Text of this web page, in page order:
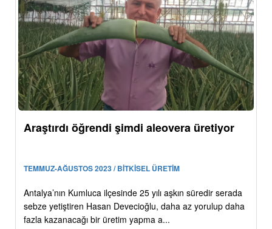
Araştırdı öğrendi şimdi aleovera üretiyor
TEMMUZ-AĞUSTOS 2023 / BİTKİSEL ÜRETİM
Antalya’nın Kumluca ilçesinde 25 yılı aşkın süredir serada
sebze yetiştiren Hasan Devecioğlu, daha az yorulup daha
fazla kazanacağı bir üretim yapma a...